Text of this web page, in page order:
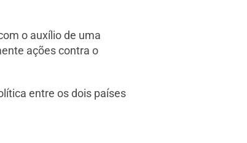
o auxílio de uma
ações contra o
entre os dois países